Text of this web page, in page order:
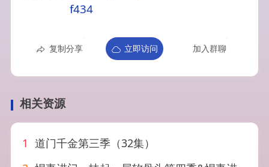
f434
复制分享 立即访问 加入群聊
相关资源
1 道门千金第三季（32集）